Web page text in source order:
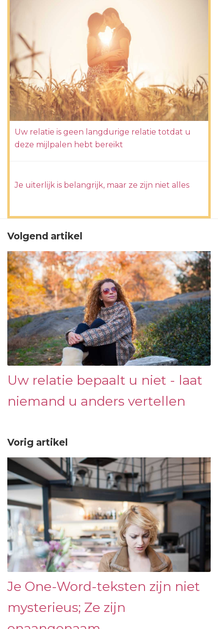
Uw relatie is geen langdurige relatie totdat u
deze mijlpalen hebt bereikt
Je uiterlijk is belangrijk, maar ze zijn niet alles
Volgend artikel
Uw relatie bepaalt u niet - laat
niemand u anders vertellen
Vorig artikel
Je One-Word-teksten zijn niet
mysterieus; Ze zijn